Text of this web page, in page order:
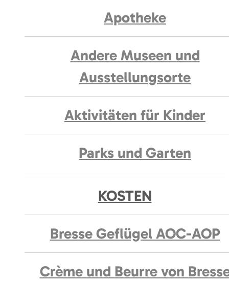
Apotheke
Andere Museen und
Ausstellungsorte
Aktivitäten für Kinder
Parks und Garten
KOSTEN
Bresse Geflügel AOC-AOP
Crème und Beurre von